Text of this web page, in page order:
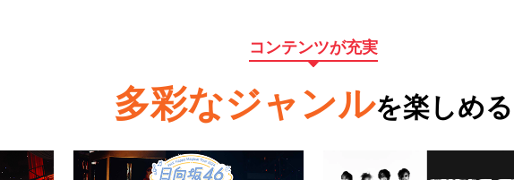
コンテンツが充実
多彩なジャンルを楽しめる